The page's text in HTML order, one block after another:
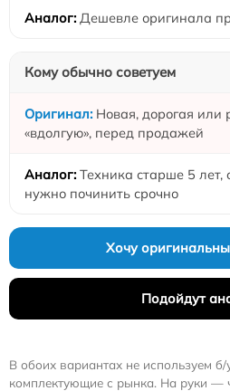
Дешевле оригинала
Кому обычно советуем
Новая, дорогая или
«вдолгую», перед продажей
Техника старше 5
нужно починить срочно
Хочу
Подойдут
В обоих вариантах не используем
комплектующие с рынка. На руки —